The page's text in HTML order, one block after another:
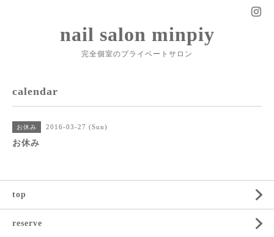
nail salon minpiy
完全個室のプライベートサロン
calendar
お休み 2016-03-27 (Sun)
お休み
top
reserve